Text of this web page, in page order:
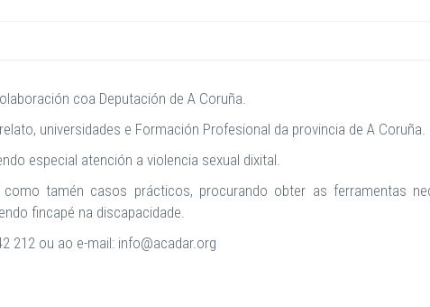
coa Deputación de A Coruña.
universidades e Formación Profesional da provincia de A Coruña.
especial atención a violencia sexual dixital.
tamén casos prácticos, procurando obter as ferramentas
fincapé na discapacidade.
212 ou ao e-mail: info@acadar.org